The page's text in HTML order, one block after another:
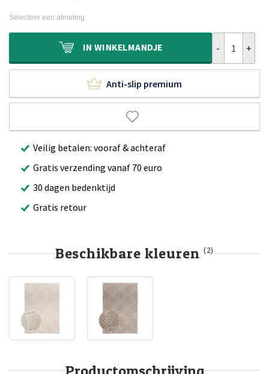
Selecteer een afmeting
IN WINKELMANDJE
Anti-slip premium
Veilig betalen: vooraf & achteraf
Gratis verzending vanaf 70 euro
30 dagen bedenktijd
Gratis retour
Beschikbare kleuren (2)